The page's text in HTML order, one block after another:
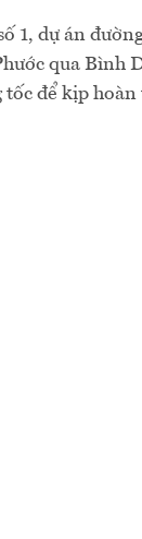
1, dự án
qua Bình
để kịp